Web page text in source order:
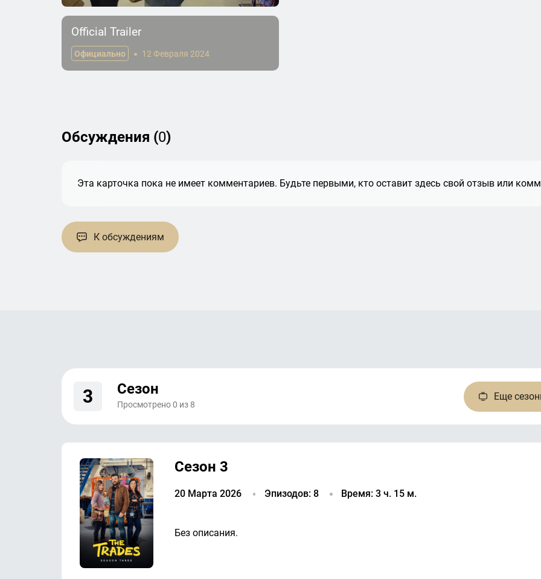
Official Trailer
Официально 12 Февраля 2024
Обсуждения (0)
Эта карточка пока не имеет комментариев. Будьте первыми, кто оставит здесь свой отзыв или
К обсуждениям
3 Сезон
Просмотрено0 из 8
Еще
Сезон 3
20 Марта 2026 Эпизодов: 8 Время: 3 ч. 15 м.
Без описания.